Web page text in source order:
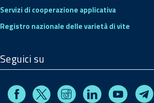
Servizi di cooperazione applicativa
Registro nazionale delle varietà di vite
Seguici su
Facebook
X InstagramLinkedinYoutube